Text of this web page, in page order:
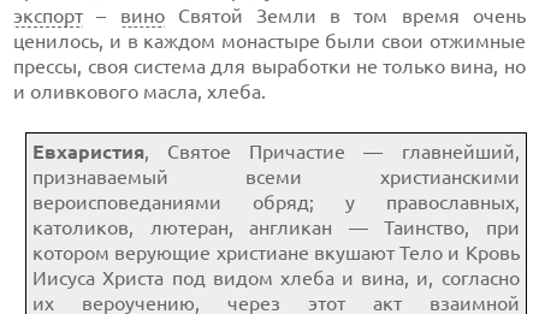
экспорт– виноСвятой Земли в том время очень
ценилось, и в каждом монастыре были свои отжимные
прессы, своя система для выработки не только вина, но
и оливкового масла, хлеба.
Евхаристия, Святое Причастие — главнейший,
признаваемый всеми христианскими
вероисповеданиями обряд; у православных,
католиков, лютеран, англикан — Таинство, при
котором верующие христиане вкушают Тело и Кровь
Иисуса Христа под видом хлеба и вина, и, согласно
их вероучению, через этот акт взаимной